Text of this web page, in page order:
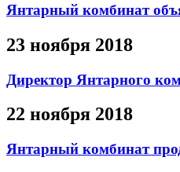
Янтарный комбинат
23 ноября 2018
Директор Янтарного
22 ноября 2018
Янтарный комбинат